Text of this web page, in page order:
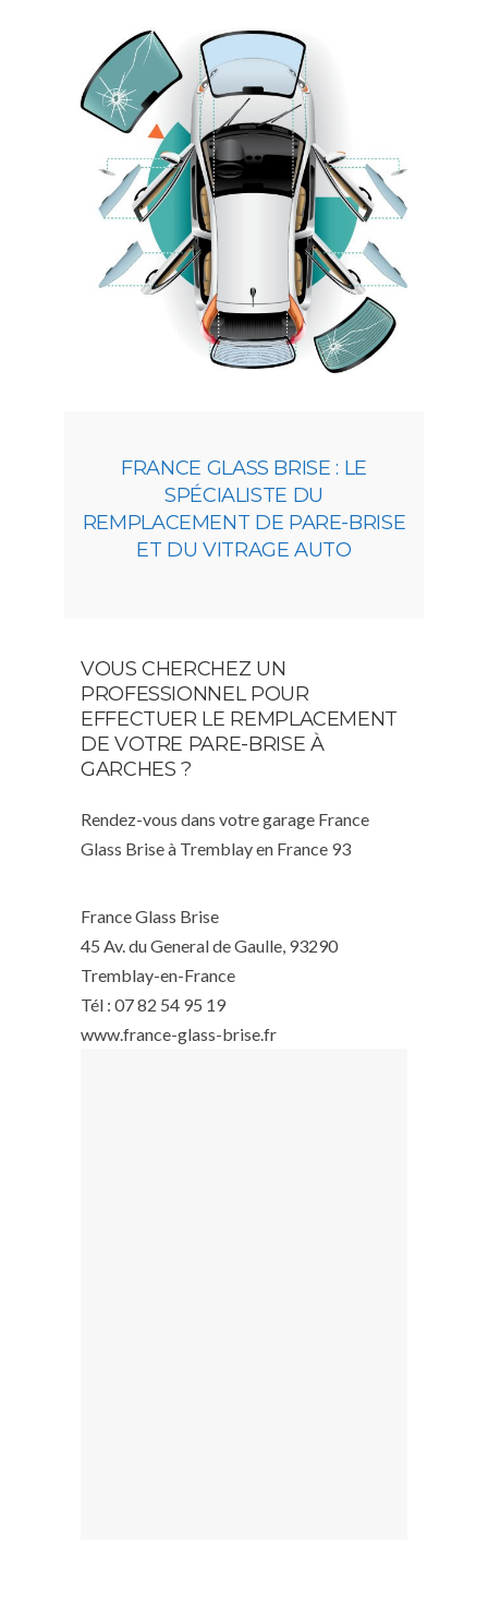
FRANCE GLASS BRISE : LE
SPÉCIALISTE DU
REMPLACEMENT DE PARE-BRISE
ET DU VITRAGE AUTO
VOUS CHERCHEZ UN
PROFESSIONNEL POUR
EFFECTUER LE REMPLACEMENT
DE VOTRE PARE-BRISE À
GARCHES ?
Rendez-vous dans votre garage France
Glass Brise à Tremblay en France 93
France Glass Brise
45 Av. du General de Gaulle, 93290
Tremblay-en-France
Tél : 07 82 54 95 19
www.france-glass-brise.fr